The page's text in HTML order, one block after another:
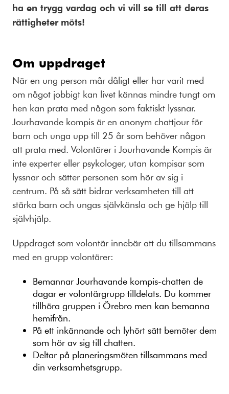
ha en trygg vardag och vi vill se till att deras
rättigheter möts!
Om uppdraget
När en ung person mår dåligt eller har varit med
om något jobbigt kan livet kännas mindre tungt om
hen kan prata med någon som faktiskt lyssnar.
Jourhavande kompis är en anonym chattjour för
barn och unga upp till 25 år som behöver någon
att prata med. Volontärer i Jourhavande Kompis är
inte experter eller psykologer, utan kompisar som
lyssnar och sätter personen som hör av sig i
centrum. På så sätt bidrar verksamheten till att
stärka barn och ungas självkänsla och ge hjälp till
självhjälp.
Uppdraget som volontär innebär att du tillsammans
med en grupp volontärer:
Bemannar Jourhavande kompis-chatten de
dagar er volontärgrupp tilldelats. Du kommer
tillhöra gruppen i Örebro men kan bemanna
hemifrån.
På ett inkännande och lyhört sätt bemöter dem
som hör av sig till chatten.
Deltar på planeringsmöten tillsammans med
din verksamhetsgrupp.